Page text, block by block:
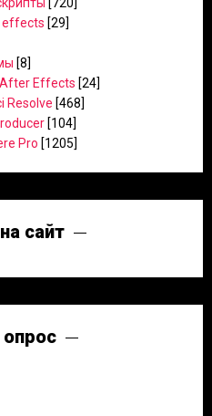
effects [29]
[8]
Effects [24]
Resolve [468]
[104]
Pro [1205]
сайт